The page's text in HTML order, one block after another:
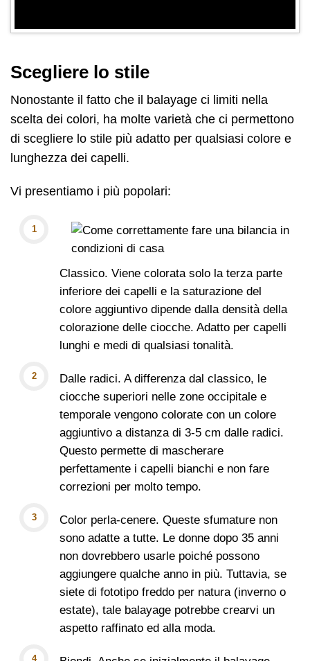
Scegliere lo stile
Nonostante il fatto che il balayage ci limiti nella
scelta dei colori, ha molte varietà che ci permettono
di scegliere lo stile più adatto per qualsiasi colore e
lunghezza dei capelli.
Vi presentiamo i più popolari:
Classico. Viene colorata solo la terza parte
inferiore dei capelli e la saturazione del
colore aggiuntivo dipende dalla densità della
colorazione delle ciocche. Adatto per capelli
lunghi e medi di qualsiasi tonalità.
Dalle radici. A differenza dal classico, le
ciocche superiori nelle zone occipitale e
temporale vengono colorate con un colore
aggiuntivo a distanza di 3-5 cm dalle radici.
Questo permette di mascherare
perfettamente i capelli bianchi e non fare
correzioni per molto tempo.
Color perla-cenere. Queste sfumature non
sono adatte a tutte. Le donne dopo 35 anni
non dovrebbero usarle poiché possono
aggiungere qualche anno in più. Tuttavia, se
siete di fototipo freddo per natura (inverno o
estate), tale balayage potrebbe crearvi un
aspetto raffinato ed alla moda.